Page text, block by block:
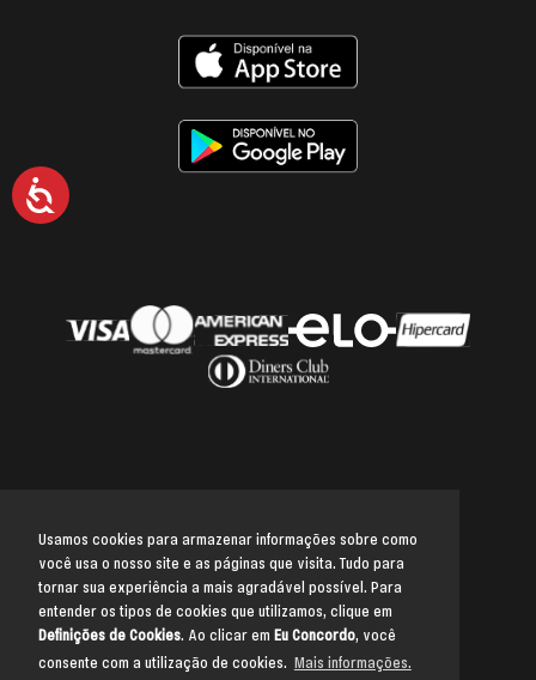
Usamos cookies para armazenar informações sobre como
você usa o nosso site e as páginas que visita. Tudo para
tornar sua experiência a mais agradável possível. Para
entender os tipos de cookies que utilizamos, clique em
Definições de Cookies. Ao clicar em Eu Concordo, você
consente com a utilização de cookies. Mais informações.
Acessibilidade
Voltar para o topo